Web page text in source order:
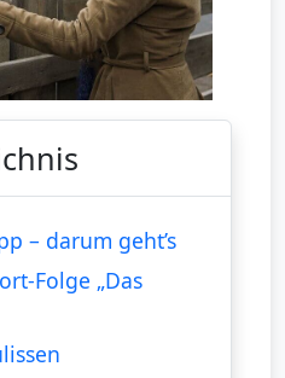
– darum geht’s
Folge „Das